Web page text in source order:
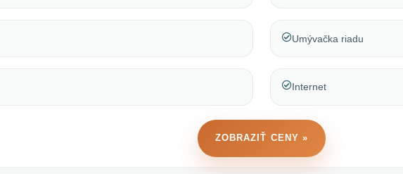
Umývačka riadu
Internet
ZOBRAZIŤ CENY »